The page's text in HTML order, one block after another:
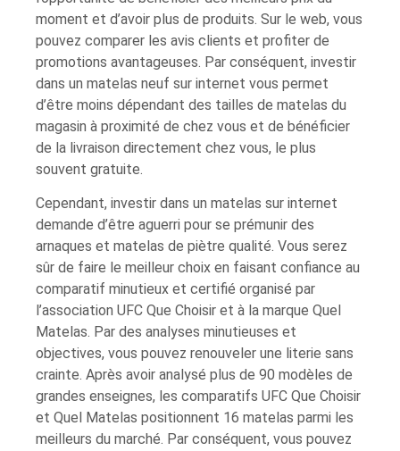
moment et d’avoir plus de produits. Sur le web, vous
pouvez comparer les avis clients et profiter de
promotions avantageuses. Par conséquent, investir
dans un matelas neuf sur internet vous permet
d’être moins dépendant des tailles de matelas du
magasin à proximité de chez vous et de bénéficier
de la livraison directement chez vous, le plus
souvent gratuite.
Cependant, investir dans un matelas sur internet
demande d’être aguerri pour se prémunir des
arnaques et matelas de piètre qualité. Vous serez
sûr de faire le meilleur choix en faisant confiance au
comparatif minutieux et certifié organisé par
l’association UFC Que Choisir et à la marque Quel
Matelas. Par des analyses minutieuses et
objectives, vous pouvez renouveler une literie sans
crainte. Après avoir analysé plus de 90 modèles de
grandes enseignes, les comparatifs UFC Que Choisir
et Quel Matelas positionnent 16 matelas parmi les
meilleurs du marché. Par conséquent, vous pouvez